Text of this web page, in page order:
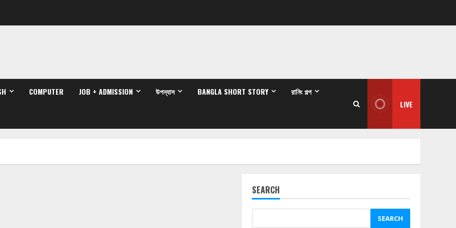
COMPUTER JOB + ADMISSION উপন্যাস BANGLA SHORT STORY রানিং গল্প
LIVE
SEARCH
SEARCH